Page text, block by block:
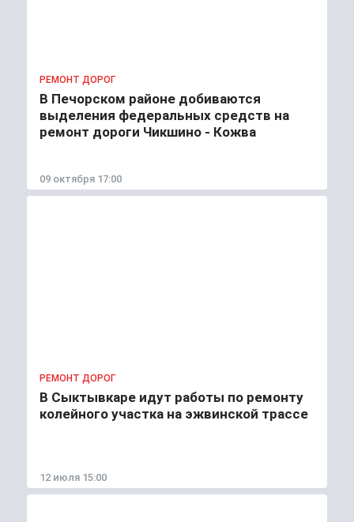
РЕМОНТ ДОРОГ
В Печорском районе добиваются
выделения федеральных средств на
ремонт дороги Чикшино - Кожва
09 октября 17:00
РЕМОНТ ДОРОГ
В Сыктывкаре идут работы по ремонту
колейного участка на эжвинской трассе
12 июля 15:00